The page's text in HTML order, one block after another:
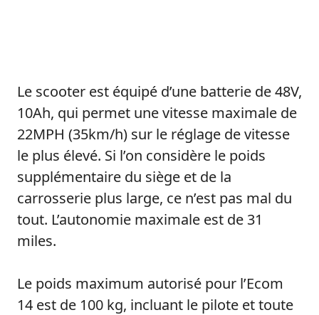
Le scooter est équipé d’une batterie de 48V,
10Ah, qui permet une vitesse maximale de
22MPH (35km/h) sur le réglage de vitesse
le plus élevé. Si l’on considère le poids
supplémentaire du siège et de la
carrosserie plus large, ce n’est pas mal du
tout. L’autonomie maximale est de 31
miles.
Le poids maximum autorisé pour l’Ecom
14 est de 100 kg, incluant le pilote et toute